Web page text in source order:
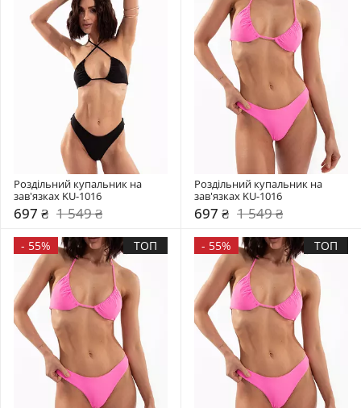
Роздільний купальник на
зав'язках KU-1016
697 ₴ 1 549 ₴
Роздільний купальник на
зав'язках KU-1016
697 ₴ 1 549 ₴
- 55% ТОП - 55% ТОП